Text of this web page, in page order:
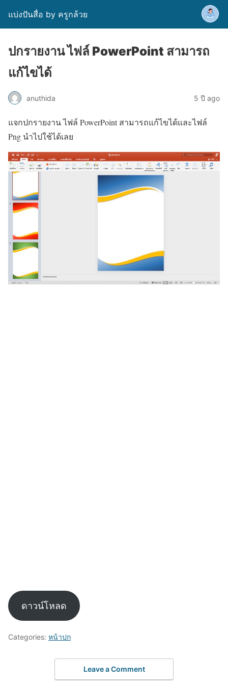
แบ่งปันสื่อ by ครูกล้วย
ปกรายงาน ไฟล์ PowerPoint สามารถ
แก้ไขได้
anuthida 5 ปี ago
แจกปกรายงาน ไฟล์ PowerPoint สามารถแก้ไขได้และไฟล์
Png นำไปใช้ได้เลย
ดาวน์โหลด
Categories: หน้าปก
Leave a Comment